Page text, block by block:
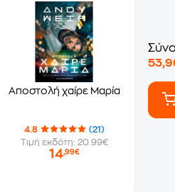
Αποστολή χαίρε Μαρία
4.8
(21)
Τιμή εκδότη: 20.99€
14,99€